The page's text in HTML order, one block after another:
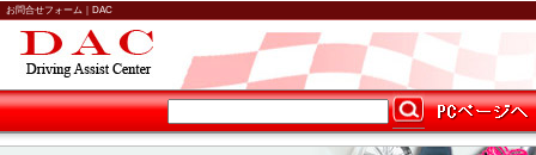
お問合せフォーム｜DAC